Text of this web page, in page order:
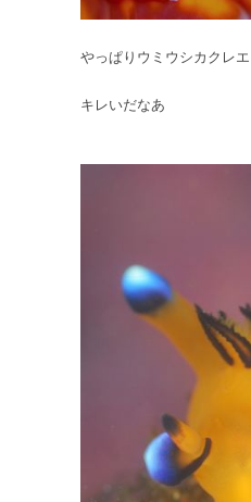
やっぱりウミウシカクレ
キレいだなあ